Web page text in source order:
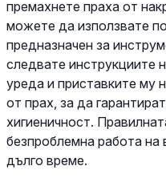
премахнете праха от
можете да използвате
предназначен за
следвате инструкциите
уреда и приставките му
от прах, за да
хигиеничност.
безпроблемна работа на
дълго време.